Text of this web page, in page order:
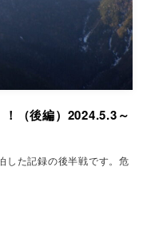
（後編）2024.5.3～
した記録の後半戦です。危